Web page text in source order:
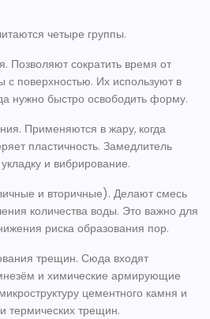
четыре группы.
Позволяют сократить время от
с поверхностью. Их используют в
нужно быстро освободить форму.
Применяются в жару, когда
пластичность. Замедлитель
и вибрирование.
и вторичные). Делают смесь
количества воды. Это важно для
риска образования пор.
трещин. Сюда входят
и химические армирующие
цементного камня и
термических трещин.